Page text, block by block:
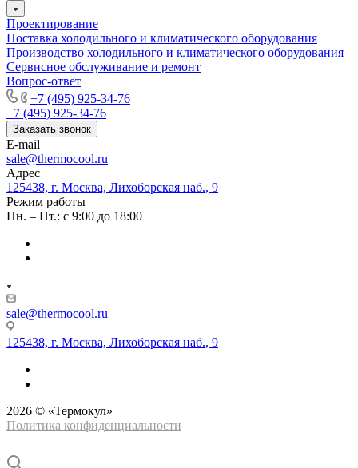
Проектирование
Поставка холодильного и климатического оборудования
Производство холодильного и климатического оборудования
Сервисное обслуживание и ремонт
Вопрос-ответ
+7 (495) 925-34-76
+7 (495) 925-34-76
Заказать звонок
E-mail
sale@thermocool.ru
Адрес
125438, г. Москва, Лихоборская наб., 9
Режим работы
Пн. – Пт.: с 9:00 до 18:00
sale@thermocool.ru
125438, г. Москва, Лихоборская наб., 9
2026 © «Термокул»
Политика конфиденциальности